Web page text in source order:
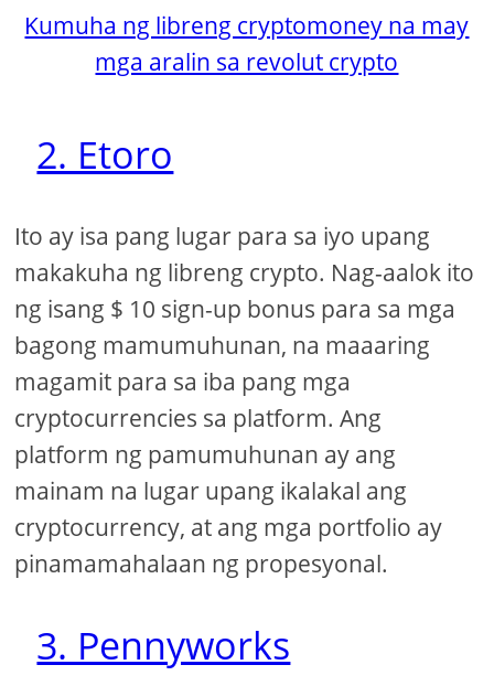
Kumuha ng libreng cryptomoney na may
mga aralin sa revolut crypto
2. Etoro
Ito ay isa pang lugar para sa iyo upang
makakuha ng libreng crypto. Nag-aalok ito
ng isang $ 10 sign-up bonus para sa mga
bagong mamumuhunan, na maaaring
magamit para sa iba pang mga
cryptocurrencies sa platform. Ang
platform ng pamumuhunan ay ang
mainam na lugar upang ikalakal ang
cryptocurrency, at ang mga portfolio ay
pinamamahalaan ng propesyonal.
3. Pennyworks